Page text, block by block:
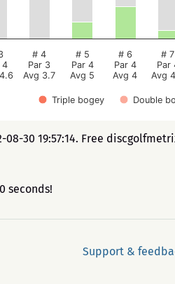
Triple bogey Double
4
# 4
Par 3
Avg 3.7
# 5
Par 4
Avg 5
# 6
Par 4
Avg 4
# 7
Par
Avg
30 19:57:14. Free
seconds!
Support &